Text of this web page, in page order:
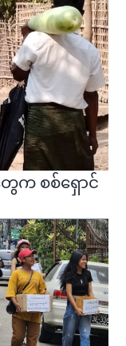
ေက စစ်ရှောင်